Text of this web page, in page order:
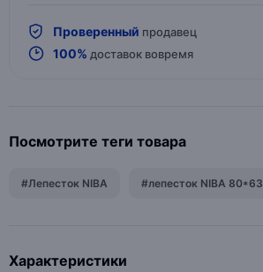
Проверенный продавец
100% доставок вовремя
Посмотрите теги товара
#Лепесток NIBA #лепесток NIBA 80*63
Характеристики